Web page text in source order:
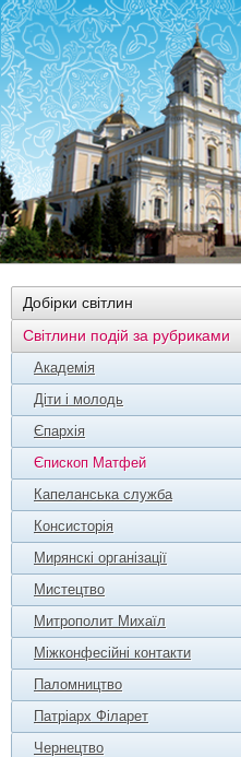
Добірки світлин
Світлини подій за рубриками
Академія
Діти і молодь
Єпархія
Єпископ Матфей
Капеланська служба
Консисторія
Мирянскі організації
Мистецтво
Митрополит Михаїл
Міжконфесійні контакти
Паломництво
Патріарх Філарет
Чернецтво